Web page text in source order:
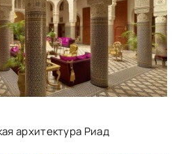
архитектура Риад